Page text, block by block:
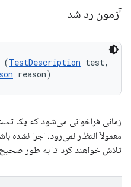
آزمون رد شد
(TestDescription test,
reason)
زمانی فراخوانی می‌شود که یک
معمولاً انتظار نمی‌رود، اجرا نشده
تلاش خواهند کرد تا به طور صحیح